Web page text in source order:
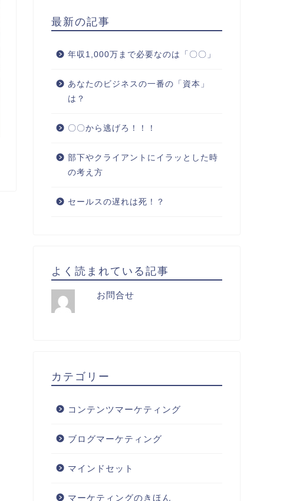
最新の記事
年収1,000万まで必要なのは「〇〇」
あなたのビジネスの一番の「資本」
は？
〇〇から逃げろ！！！
部下やクライアントにイラッとした時
の考え方
セールスの遅れは死！？
よく読まれている記事
お問合せ
カテゴリー
コンテンツマーケティング
ブログマーケティング
マインドセット
マーケティングのきほん